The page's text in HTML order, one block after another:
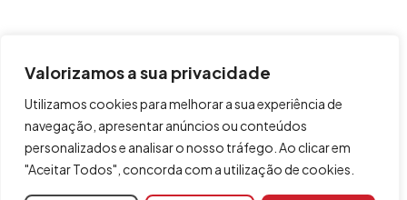
Valorizamos a sua privacidade
Utilizamos cookies para melhorar a sua experiência de
navegação, apresentar anúncios ou conteúdos
personalizados e analisar o nosso tráfego. Ao clicar em
"Aceitar Todos", concorda com a utilização de cookies.